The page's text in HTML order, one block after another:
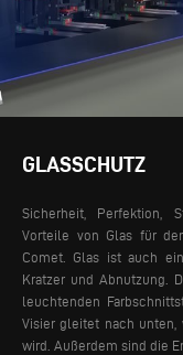
GLASSCHUTZ
Sicherheit, Perfektion,
Vorteile von Glas für
Comet. Glas ist auch
Kratzer und Abnutzung.
leuchtenden
Visier gleitet nach unten,
wird. Außerdem sind die